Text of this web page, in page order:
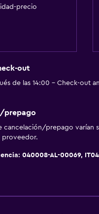
horas
y transporte
precio
out
de las 14:00 - Check-out
prepago
cancelación/prepago varían
proveedor.
040008-AL-00069,